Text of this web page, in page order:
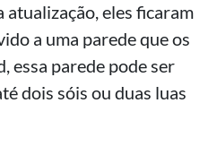
atualização, eles ficaram
a uma parede que os
essa parede pode ser
dois sóis ou duas luas